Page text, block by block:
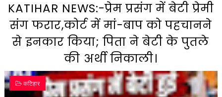
KATIHAR NEWS:-प्रेम प्रसंग में बेटी प्रेमी
संग फरार,कोर्ट में मां-बाप को पहचानने
से इनकार किया; पिता ने बेटी के पुतले
की अर्थी निकाली।
कटिहार